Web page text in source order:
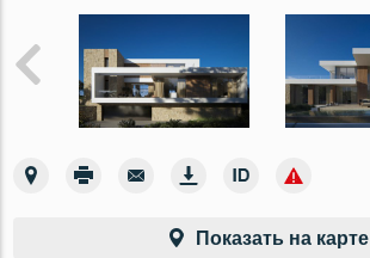
Показать на карте